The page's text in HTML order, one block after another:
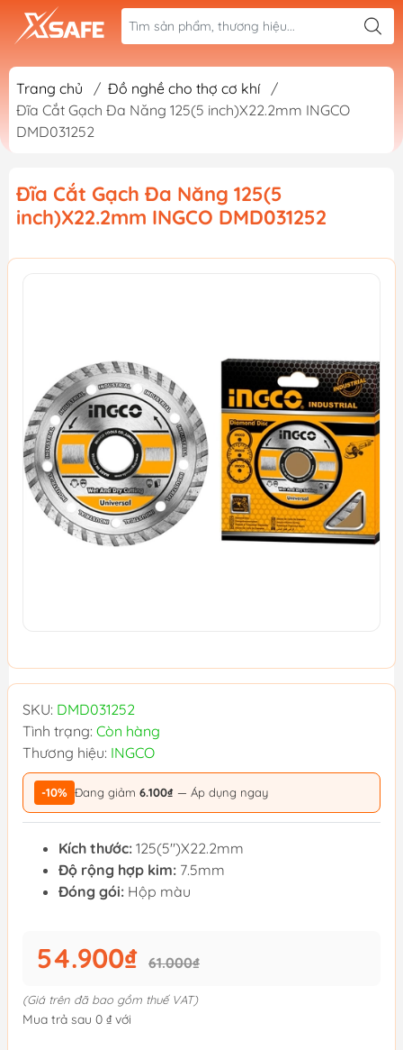
Trang chủ / Đồ nghề cho thợ cơ khí
/
Đĩa Cắt Gạch Đa Năng 125(5 inch)X22.2mm INGCO
DMD031252
Đĩa Cắt Gạch Đa Năng 125(5
inch)X22.2mm INGCO DMD031252
SKU: DMD031252
Tình trạng: Còn hàng
Thương hiệu: INGCO
-10% Đang giảm 6.100₫ — Áp dụng ngay
Kích thước: 125(5")X22.2mm
Độ rộng hợp kim: 7.5mm
Đóng gói: Hộp màu
54.900₫ 61.000₫
(Giá trên đã bao gồm thuế VAT)
Mua trả sau 0 ₫ với